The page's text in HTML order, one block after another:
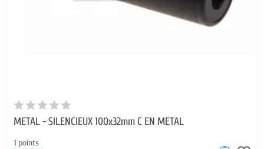
METAL - SILENCIEUX 100x32mm C EN METAL
1 points